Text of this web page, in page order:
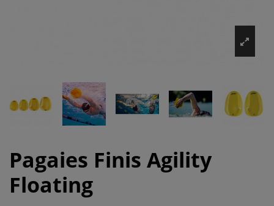
Pagaies Finis Agility
Floating